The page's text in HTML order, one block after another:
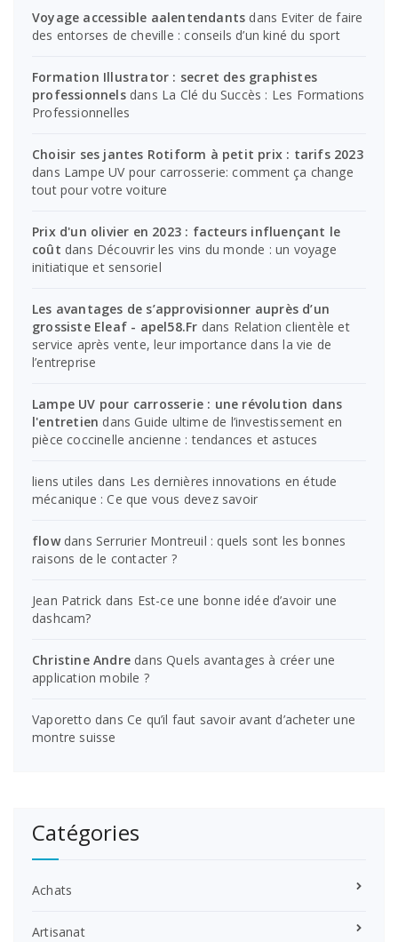
Voyage accessible aalentendants dans Eviter de faire
des entorses de cheville : conseils d’un kiné du sport
Formation Illustrator : secret des graphistes
professionnelsdans La Clé du Succès : Les Formations
Professionnelles
Choisir ses jantes Rotiform à petit prix : tarifs 2023
dans Lampe UV pour carrosserie: comment ça change
tout pour votre voiture
Prix d'un olivier en 2023 : facteurs influençant le
coût dans Découvrir les vins du monde : un voyage
initiatique et sensoriel
Les avantages de s’approvisionner auprès d’un
grossiste Eleaf - apel58.Fr dans Relation clientèle et
service après vente, leur importance dans la vie de
l’entreprise
Lampe UV pour carrosserie : une révolution dans
l'entretien dans Guide ultime de l’investissement en
pièce coccinelle ancienne : tendances et astuces
liens utiles dans Les dernières innovations en étude
mécanique : Ce que vous devez savoir
flowdans Serrurier Montreuil : quels sont les bonnes
raisons de le contacter ?
Jean Patrick dans Est-ce une bonne idée d’avoir une
dashcam?
Christine Andre dansQuels avantages à créer une
application mobile ?
Vaporetto dansCe qu’il faut savoir avant d’acheter une
montre suisse
Catégories
Achats
Artisanat